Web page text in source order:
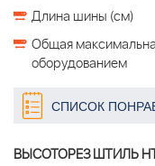
Длина шины (см)
Общая
оборудованием
СПИСОК
ВЫСОТОРЕЗ ШТИЛЬ